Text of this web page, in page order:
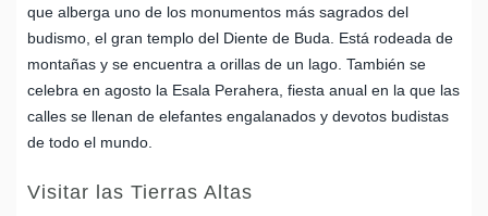
que alberga uno de los monumentos más sagrados del
budismo, el gran templo del Diente de Buda. Está rodeada de
montañas y se encuentra a orillas de un lago. También se
celebra en agosto la Esala Perahera, fiesta anual en la que las
calles se llenan de elefantes engalanados y devotos budistas
de todo el mundo.
Visitar las Tierras Altas